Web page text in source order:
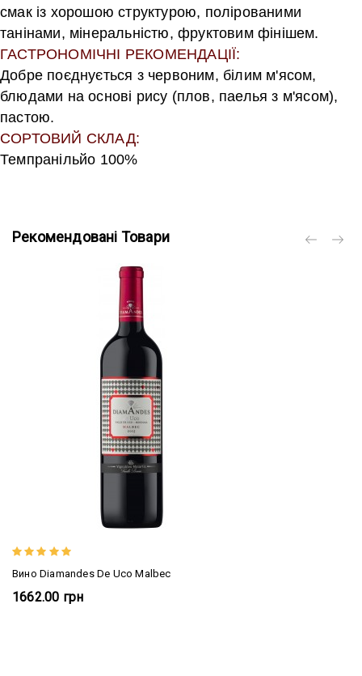
смак із хорошою структурою, полірованими
танінами, мінеральністю, фруктовим фінішем.
ГАСТРОНОМІЧНІ РЕКОМЕНДАЦІЇ:
Добре поєднується з червоним, білим м'ясом,
блюдами на основі рису (плов, паелья з м'ясом),
пастою.
СОРТОВИЙ СКЛАД:
Темпранільйо 100%
Рекомендовані Товари
Вино Diamandes De Uco Malbec
1662.00 грн